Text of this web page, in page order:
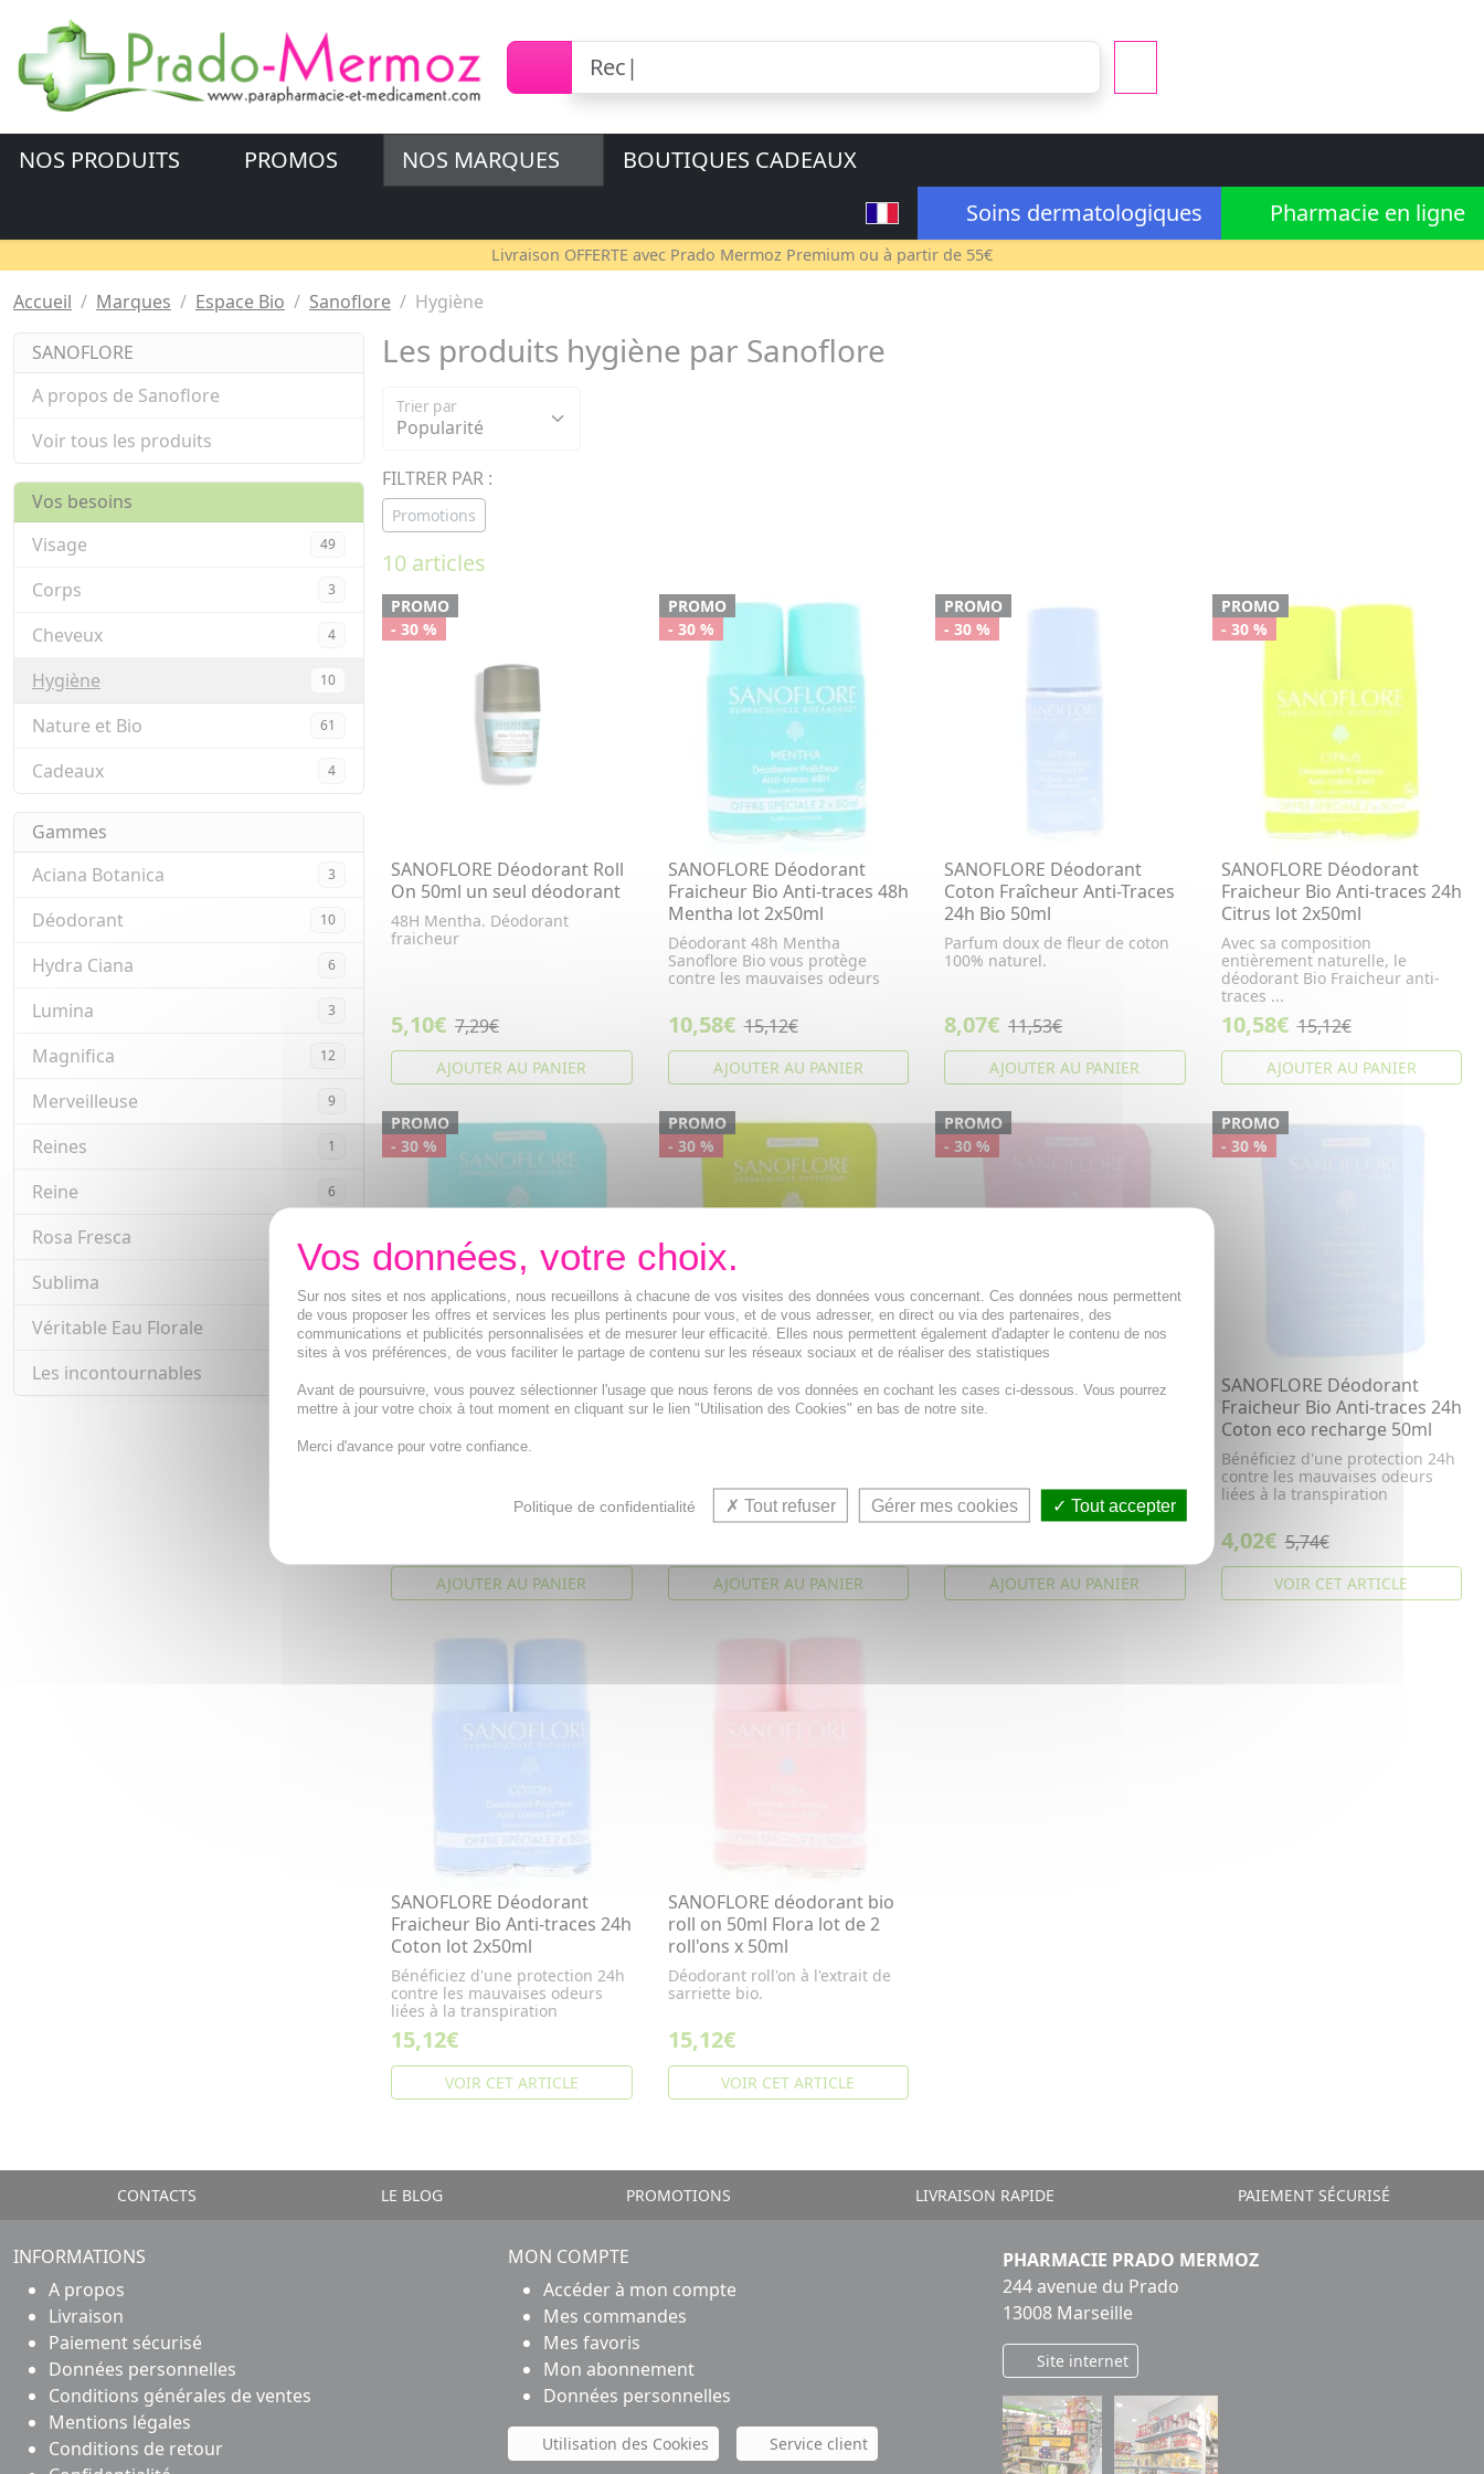
NOS PRODUITS PROMOS NOS MARQUES
BOUTIQUES CADEAUX
Soins dermatologiques
Pharmacie en ligne
Livraison OFFERTE avec Prado Mermoz Premium ou à partir de 55€
Accueil Marques Espace Bio Sanoflore Hygiène
SANOFLORE
A propos de Sanoflore
Voir tous les produits
Vos besoins
Visage
49
Corps 3
Cheveux 4
Hygiène 10
Nature et Bio 61
Cadeaux 4
Gammes
Aciana Botanica
3
Déodorant 10
Hydra Ciana 6
Lumina 3
Magnifica 12
Merveilleuse 9
Reines 1
Reine 6
Rosa Fresca
Sublima
Véritable Eau Florale 5
Les incontournables
Les produits hygiène par Sanoflore
Trier par
FILTRER PAR :
Promotions
10 articles
PROMO
- 30 %
SANOFLORE Déodorant Roll
On 50ml un seul déodorant
48H Mentha. Déodorant
fraicheur
5,10€ 7,29€
AJOUTER AU PANIER
PROMO
- 30 %
SANOFLORE Déodorant
Fraicheur Bio Anti-traces 48h
Mentha lot 2x50ml
Déodorant 48h Mentha
Sanoflore Bio vous protège
contre les mauvaises odeurs
10,58€ 15,12€
AJOUTER AU PANIER
PROMO
- 30 %
SANOFLORE Déodorant
Coton Fraîcheur Anti-Traces
24h Bio 50ml
Parfum doux de fleur de coton
100% naturel.
8,07€ 11,53€
AJOUTER AU PANIER
PROMO
- 30 %
SANOFLORE Déodorant
Fraicheur Bio Anti-traces 24h
Citrus lot 2x50ml
Avec sa composition
entièrement naturelle, le
déodorant Bio Fraicheur anti-
traces ...
10,58€ 15,12€
AJOUTER AU PANIER
PROMO
- 30 %
SANOFLORE Déodorant
Fraicheur Bio Anti-traces 48h
Déodorant 48h Mentha
AJOUTER AU PANIER
PROMO
- 30 %
SANOFLORE Déodorant
Fraicheur Bio Anti-traces 24h
déodorant Bio Fraicheur anti-
traces ...
AJOUTER AU PANIER
PROMO
- 30 %
SANOFLORE Déodorant
Fraîcheur anti-traces 48h Bio
naturelle
AJOUTER AU PANIER
PROMO
- 30 %
SANOFLORE Déodorant
Fraicheur Bio Anti-traces 24h
Coton eco recharge 50ml
Bénéficiez d'une protection 24h
contre les mauvaises odeurs
liées à la transpiration
4,02€ 5,74€
VOIR CET ARTICLE
SANOFLORE Déodorant
Fraicheur Bio Anti-traces 24h
Coton lot 2x50ml
Bénéficiez d'une protection 24h
contre les mauvaises odeurs
liées à la transpiration
15,12€
VOIR CET ARTICLE
SANOFLORE déodorant bio
roll on 50ml Flora lot de 2
roll'ons x 50ml
Déodorant roll'on à l'extrait de
sarriette bio.
15,12€
VOIR CET ARTICLE
CONTACTS LE BLOG PROMOTIONS LIVRAISON RAPIDE PAIEMENT SÉCURISÉ
INFORMATIONS
A propos
Livraison
Paiement sécurisé
Données personnelles
Conditions générales de ventes
Mentions légales
Conditions de retour
MON COMPTE
Accéder à mon compte
Mes commandes
Mes favoris
Mon abonnement
Données personnelles
Utilisation des Cookies Service client
PHARMACIE PRADO MERMOZ
244 avenue du Prado
13008 Marseille
Site internet
Sur nos sites et nos applications, nous recueillons à chacune de vos visites des données vous concernant. Ces données nous permettent
de vous proposer les offres et services les plus pertinents pour vous, et de vous adresser, en direct ou via des partenaires, des
communications et publicités personnalisées et de mesurer leur efficacité. Elles nous permettent également d'adapter le contenu de nos
sites à vos préférences, de vous faciliter le partage de contenu sur les réseaux sociaux et de réaliser des statistiques
Avant de poursuivre, vous pouvez sélectionner l'usage que nous ferons de vos données en cochant les cases ci-dessous. Vous pourrez
mettre à jour votre choix à tout moment en cliquant sur le lien "Utilisation des Cookies" en bas de notre site.
Merci d'avance pour votre confiance.
Politique de confidentialité Tout refuser Gérer mes cookies Tout accepter